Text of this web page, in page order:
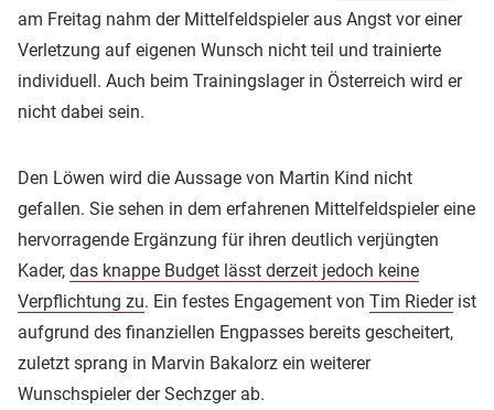
am Freitag nahm der Mittelfeldspieler aus Angst vor einer
Verletzung auf eigenen Wunsch nicht teil und trainierte
individuell. Auch beim Trainingslager in Österreich wird er
nicht dabei sein.
Den Löwen wird die Aussage von Martin Kind nicht
gefallen. Sie sehen in dem erfahrenen Mittelfeldspieler eine
hervorragende Ergänzung für ihren deutlich verjüngten
Kader, das knappe Budget lässt derzeit jedoch keine
Verpflichtung zu. Ein festes Engagement von Tim Riederist
aufgrund des finanziellen Engpasses bereits gescheitert,
zuletzt sprang in Marvin Bakalorz ein weiterer
Wunschspieler der Sechzger ab.